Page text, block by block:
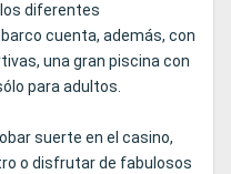
diferentes
cuenta, además, con
una gran piscina con
para adultos.
suerte en el casino,
o disfrutar de fabulosos